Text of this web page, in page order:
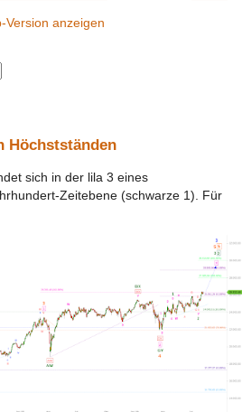
Version anzeigen
Höchstständen
sich in der lila 3 eines
Zeitebene (schwarze 1). Für